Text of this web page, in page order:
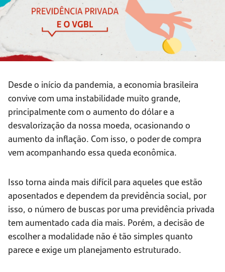
Desde o início da pandemia, a economia brasileira
convive com uma instabilidade muito grande,
principalmente com o aumento do dólar e a
desvalorização da nossa moeda, ocasionando o
aumento da inflação. Com isso, o poder de compra
vem acompanhando essa queda econômica.
Isso torna ainda mais difícil para aqueles que estão
aposentados e dependem da previdência social, por
isso, o número de buscas por uma previdência privada
tem aumentado cada dia mais. Porém, a decisão de
escolher a modalidade não é tão simples quanto
parece e exige um planejamento estruturado.